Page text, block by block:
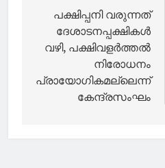
navigation
പക്ഷിപ്പനി വരുന്നത്
ദേശാടനപ്പക്ഷികൾ
വഴി, പക്ഷിവളർത്തൽ
നിരോധനം
പ്രായോഗികമല്ലെന്ന്
കേന്ദ്രസംഘം